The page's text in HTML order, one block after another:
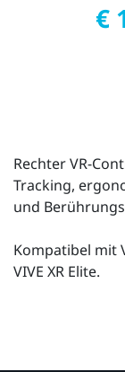
€
Rechter VR-
Tracking,
und
Kompatibel mit
VIVE XR Elite.